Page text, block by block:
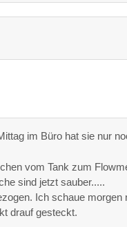
im Büro hat sie nur
vom Tank zum
sind jetzt sauber.....
Ich schaue morgen
drauf gesteckt.